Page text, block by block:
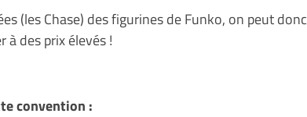
(les Chase) des figurines de Funko, on peut donc
à des prix élevés !
convention :